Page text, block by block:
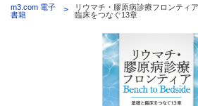
m3.com 電子
書籍
リウマチ・膠原病診療フロンテ
臨床をつなぐ13章